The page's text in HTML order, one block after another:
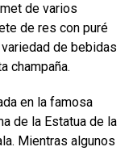
de varios
de res con puré
de bebidas
champaña.
en la famosa
de la Estatua de la
Mientras algunos